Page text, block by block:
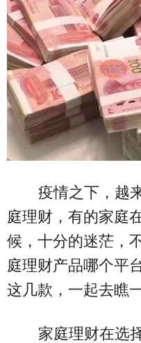
疫情之下，越
庭理财，有的家庭
候，十分的迷茫，
庭理财产品哪个平
这几款，一起去瞧一
家庭理财在选